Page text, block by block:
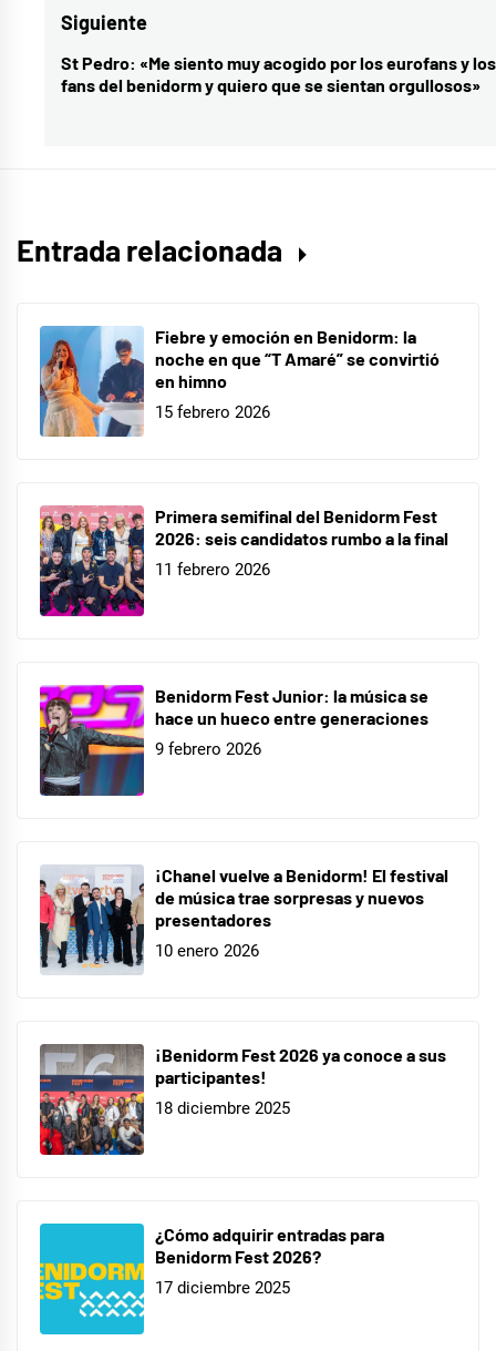
fest
Siguiente
Entrada
siguiente:
St Pedro: «Me siento muy acogido por los eurofans y los
fans del benidorm y quiero que se sientan orgullosos»
Entrada relacionada
Fiebre y emoción en Benidorm: la
noche en que “T Amaré” se convirtió
en himno
15 febrero 2026
Primera semifinal del Benidorm Fest
2026: seis candidatos rumbo a la final
11 febrero 2026
Benidorm Fest Junior: la música se
hace un hueco entre generaciones
9 febrero 2026
¡Chanel vuelve a Benidorm! El festival
de música trae sorpresas y nuevos
presentadores
10 enero 2026
¡Benidorm Fest 2026 ya conoce a sus
participantes!
18 diciembre 2025
¿Cómo adquirir entradas para
Benidorm Fest 2026?
17 diciembre 2025